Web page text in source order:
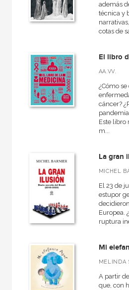
Ciencias humanas y sociales
Ciencias naturales y técnicas
Infantil y juvenil
No - Ficción
Ocio
Salud
NUESTROS FORMATOS
Cartoné
Ebook
Ebook
Rústica
además
técnica y
cotas de
El libro
AA.VV.
¿Cómo
cáncer?
Este libro
m...
La gran
MICHEL
El 23 de
estupor
Europea.
ruptura
Mi
MELINDA
A partir
que, con